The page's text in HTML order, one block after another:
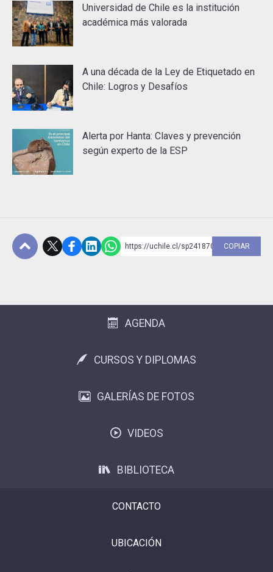
Universidad de Chile es la institución
académica más valorada
A una década de la Ley de Etiquetado en
Chile: Logros y Desafíos
Alerta por Hanta: Claves y prevención
según experto de la ESP
https://uchile.cl/sp241870 COPIAR
AGENDA
CURSOS Y DIPLOMAS
GALERÍAS DE FOTOS
VIDEOS
BIBLIOTECA
CONTACTO
UBICACIÓN